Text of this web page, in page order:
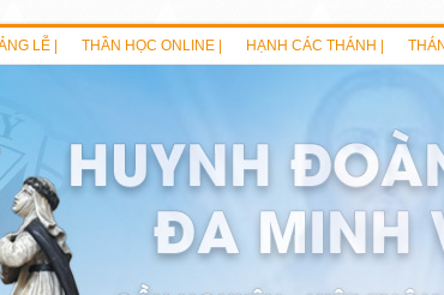
LỄ | THẦN HỌC ONLINE | HẠNH CÁC THÁNH |